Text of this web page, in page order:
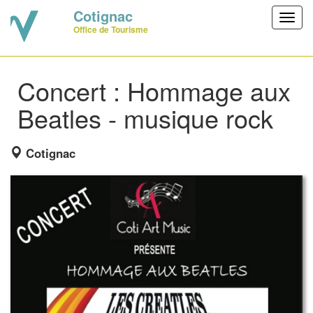
Cotignac
Office de Tourisme
Concert : Hommage aux
Beatles - musique rock
Cotignac